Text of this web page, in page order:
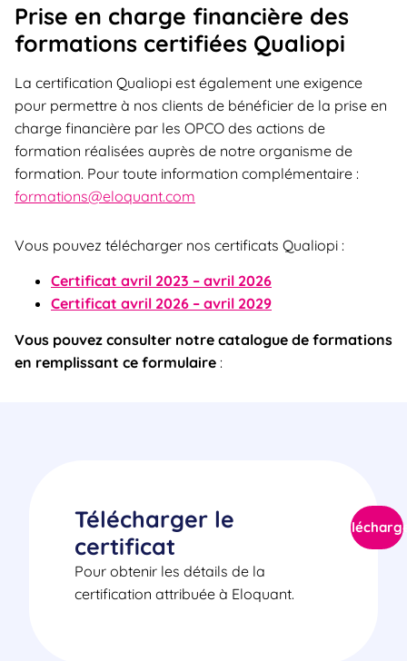
Prise en charge financière des
formations​ ​certifiées Qualiopi
La certification Qualiopi est également une exigence
pour permettre à nos clients de bénéficier de la prise en
charge financière par les OPCO des actions de
formation réalisées auprès de notre organisme de
formation. ​Pour toute information complémentaire :
formations@eloquant.com
Vous pouvez télécharger nos certificats Qualiopi :
Certificat avril 2023 – avril 2026
Certificat avril 2026 – avril 2029
Vous pouvez consulter notre catalogue de formations
en remplissant ce formulaire :
Télécharger le
certificat
Pour obtenir les détails de la
certification attribuée à Eloquant.